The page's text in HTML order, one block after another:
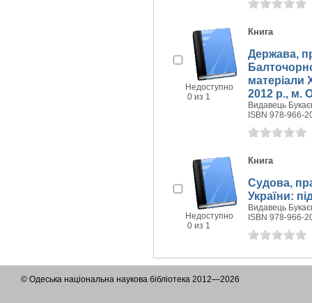
Недоступно
0 из 1
Книга
Держава,
матеріали
2012 р., м.
Видавець
ISBN 978-966-
Недоступно
0 из 1
Книга
Судова,
України:
Видавець
ISBN 978-966-
© Одеська національна наукова бібліотека 2012—2026